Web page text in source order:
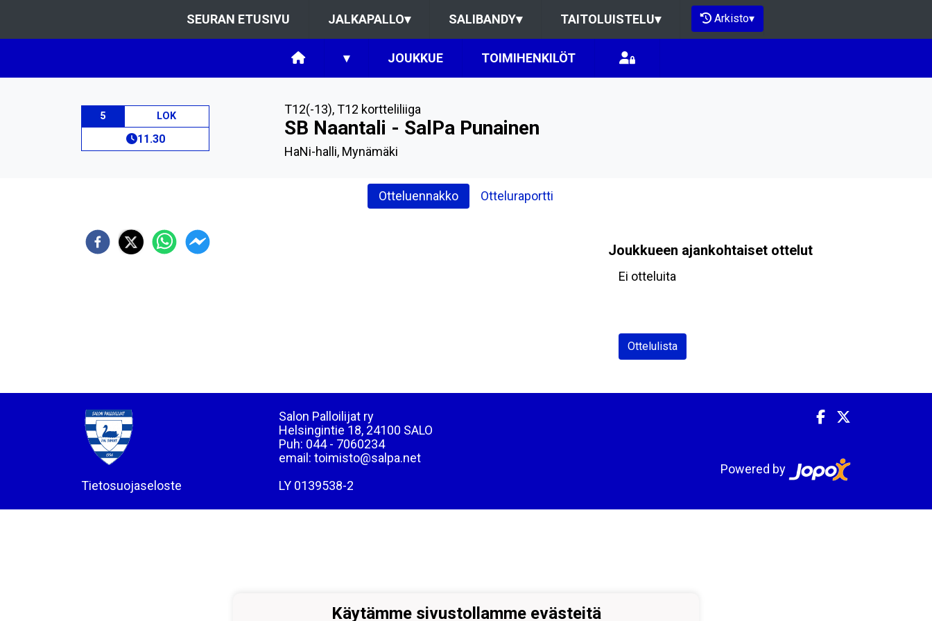
SEURAN ETUSIVU JALKAPALLO▾ SALIBANDY▾ TAITOLUISTELU▾ Arkisto▾
▾ JOUKKUE TOIMIHENKILÖT
5 LOK
11.30
T12(-13),T12 kortteliliiga
SB Naantali - SalPa Punainen
HaNi-halli, Mynämäki
Otteluennakko Otteluraportti
Joukkueen ajankohtaiset ottelut
Ei otteluita
Ottelulista
Tietosuojaseloste
Salon Palloilijat ry
Helsingintie 18, 24100 SALO
Puh: 044 - 7060234
email: toimisto@salpa.net
LY 0139538-2
Powered by
Käytämme sivustollamme evästeitä